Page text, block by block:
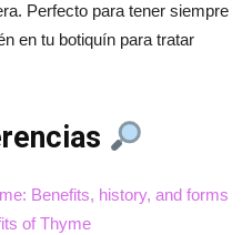
Perfecto para tener siempre
en tu botiquín para tratar
Benefits, history, and forms
of Thyme